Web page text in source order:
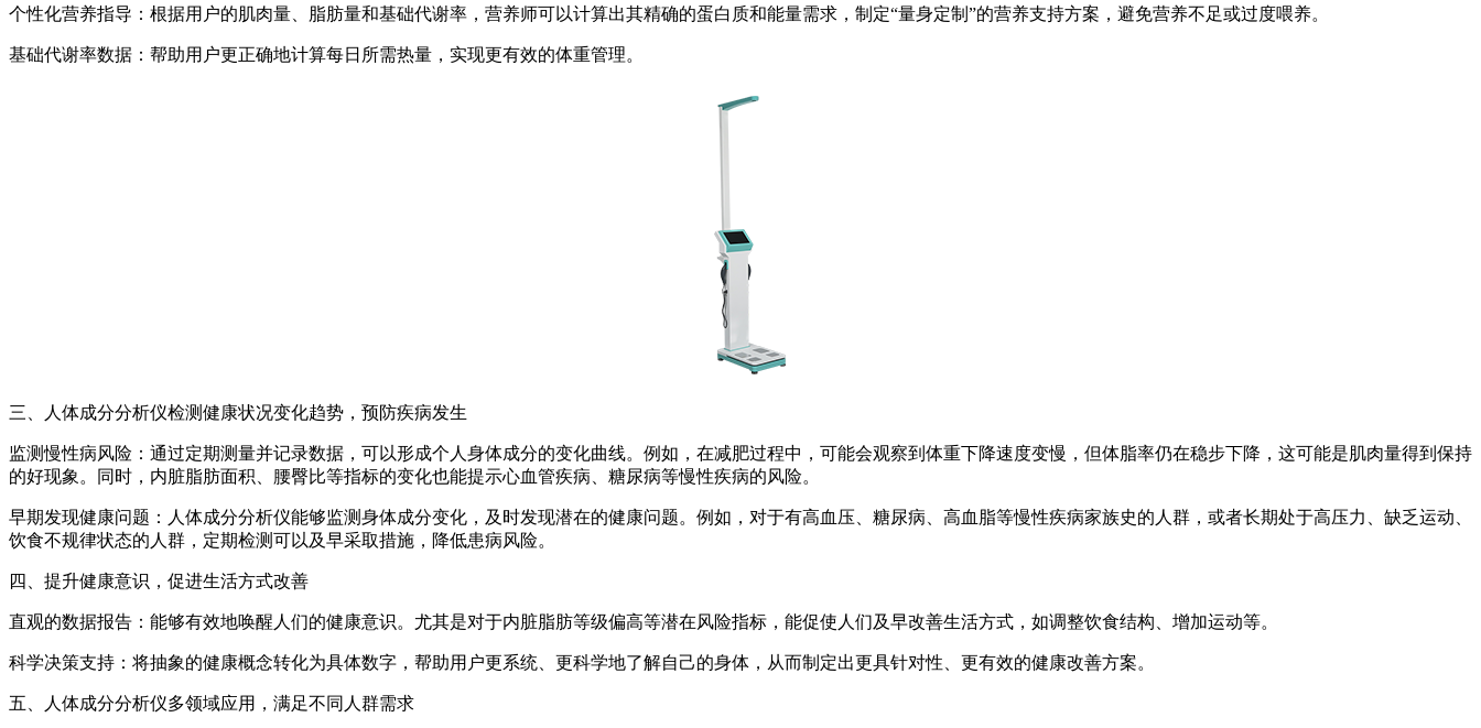
个性化营养指导：根据用户的肌肉量、脂肪量和基础代谢率，营养师可以计算出其精确的蛋白质和能量需求，制定“量身定制”的营养支持方案，避免营养不足或过度喂养。
基础代谢率数据：帮助用户更正确地计算每日所需热量，实现更有效的体重管理。
三、人体成分分析仪检测健康状况变化趋势，预防疾病发生
监测慢性病风险：通过定期测量并记录数据，可以形成个人身体成分的变化曲线。例如，在减肥过程中，可能会观察到体重下降速度变慢，但体脂率仍在稳步下降，这可能是肌肉量得到保持
的好现象。同时，内脏脂肪面积、腰臀比等指标的变化也能提示心血管疾病、糖尿病等慢性疾病的风险。
早期发现健康问题：人体成分分析仪能够监测身体成分变化，及时发现潜在的健康问题。例如，对于有高血压、糖尿病、高血脂等慢性疾病家族史的人群，或者长期处于高压力、缺乏运动、
饮食不规律状态的人群，定期检测可以及早采取措施，降低患病风险。
四、提升健康意识，促进生活方式改善
直观的数据报告：能够有效地唤醒人们的健康意识。尤其是对于内脏脂肪等级偏高等潜在风险指标，能促使人们及早改善生活方式，如调整饮食结构、增加运动等。
科学决策支持：将抽象的健康概念转化为具体数字，帮助用户更系统、更科学地了解自己的身体，从而制定出更具针对性、更有效的健康改善方案。
五、人体成分分析仪多领域应用，满足不同人群需求